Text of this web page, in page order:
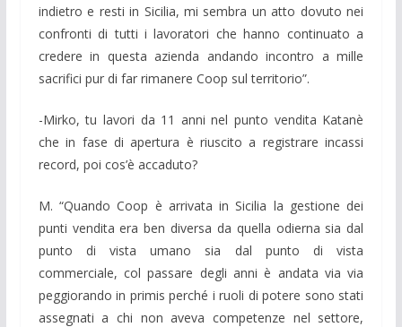
indietro e resti in Sicilia, mi sembra un atto dovuto nei
confronti di tutti i lavoratori che hanno continuato a
credere in questa azienda andando incontro a mille
sacrifici pur di far rimanere Coop sul territorio”.
-Mirko, tu lavori da 11 anni nel punto vendita Katanè
che in fase di apertura è riuscito a registrare incassi
record, poi cos’è accaduto?
M. “Quando Coop è arrivata in Sicilia la gestione dei
punti vendita era ben diversa da quella odierna sia dal
punto di vista umano sia dal punto di vista
commerciale, col passare degli anni è andata via via
peggiorando in primis perché i ruoli di potere sono stati
assegnati a chi non aveva competenze nel settore,